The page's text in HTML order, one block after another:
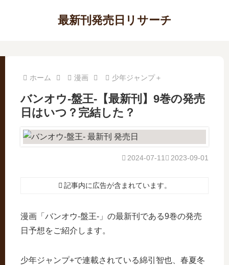
最新刊発売日リサーチ
ホーム 漫画 少年ジャンプ＋
バンオウ-盤王-【最新刊】9巻の発売
日はいつ？完結した？
2023-09-01
2024-07-11
記事内に広告が含まれています。
漫画「バンオウ-盤王-」の最新刊である9巻の発売
日予想をご紹介します。
少年ジャンプ+で連載されている綿引智也、春夏冬